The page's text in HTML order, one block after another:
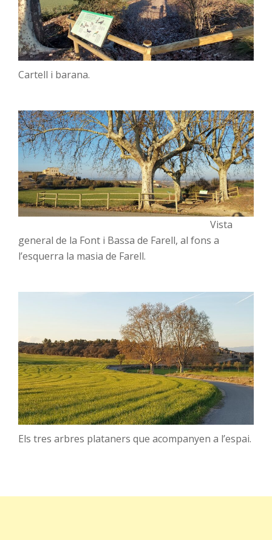
Cartell i barana.
Vista
general de la Font i Bassa de Farell, al fons a
l’esquerra la masia de Farell.
Els tres arbres plataners que acompanyen a l’espai.